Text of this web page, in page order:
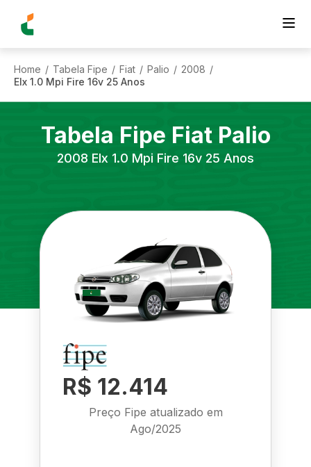
Home / Tabela Fipe / Fiat / Palio / 2008 /
Elx 1.0 Mpi Fire 16v 25 Anos
Tabela Fipe Fiat Palio
2008 Elx 1.0 Mpi Fire 16v 25 Anos
R$ 12.414
Preço Fipe atualizado em
Ago/2025